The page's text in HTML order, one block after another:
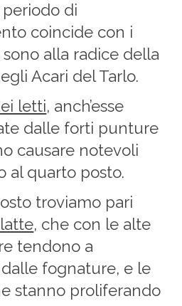
periodo di
coincide con i
sono alla radice della
Acari del Tarlo.
letti, anch’esse
dalle forti punture
causare notevoli
al quarto posto.
troviamo pari
, che con le alte
tendono a
fognature, e le
stanno proliferando